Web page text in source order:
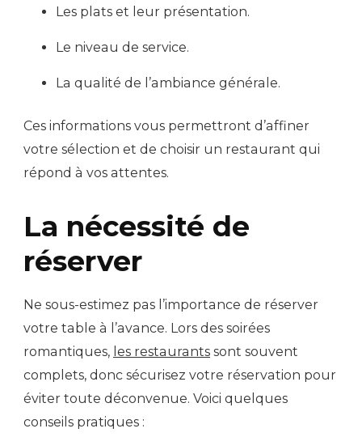
Les plats et leur présentation.
Le niveau de service.
La qualité de l’ambiance générale.
Ces informations vous permettront d’affiner
votre sélection et de choisir un restaurant qui
répond à vos attentes.
La nécessité de
réserver
Ne sous-estimez pas l’importance de réserver
votre table à l’avance. Lors des soirées
romantiques, les restaurants sont souvent
complets, donc sécurisez votre réservation pour
éviter toute déconvenue. Voici quelques
conseils pratiques :